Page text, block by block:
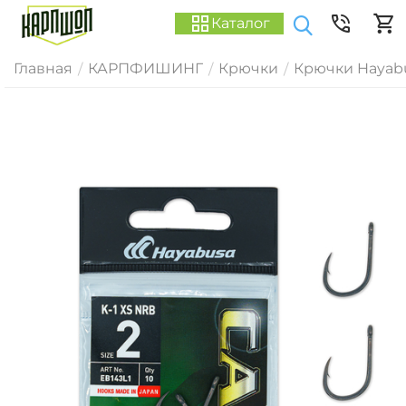
Каталог
Главная / КАРПФИШИНГ / Крючки / Крючки